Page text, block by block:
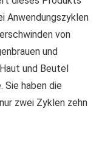
Anwendungszyklen
von
und
und Beutel
Sie haben die
zwei Zyklen zehn